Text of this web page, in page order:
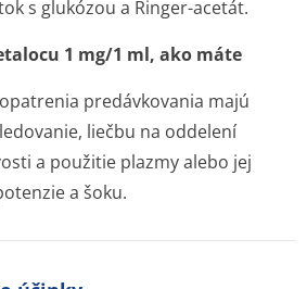
s glukózou a Ringer-acetát.
1 mg/1 ml, ako máte
predávkovania majú
liečbu na oddelení
a použitie plazmy alebo jej
a šoku.